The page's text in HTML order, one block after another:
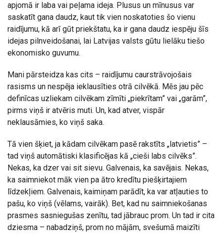
apjomā ir laba vai peļama ideja. Plusus un mīnusus var
saskatīt gana daudz, kaut tik vien noskatoties šo vienu
raidījumu, kā arī gūt priekštatu, ka ir gana daudz iespēju šīs
idejas pilnveidošanai, lai Latvijas valsts gūtu lielāku tiešo
ekonomisko guvumu.
Mani pārsteidza kas cits – raidījumu caurstrāvojošais
rasisms un nespēja ieklausīties otrā cilvēkā. Mēs jau pēc
definīcas uzliekam cilvēkam zīmīti „piekrītam” vai „garām”,
pirms viņš ir atvēris muti. Un, kad atver, vispār
neklausāmies, ko viņš saka.
Tā vien šķiet, ja kādam cilvēkam pasē rakstīts „latvietis” –
tad viņš automātiski klasificējas kā „cieši labs cilvēks”.
Nekas, ka dzer vai sit sievu. Galvenais, ka savējais. Nekas,
ka saimniekot māk vien pa ātro kredītu piešķirtajiem
līdzekļiem. Galvenais, kaimiņam parādīt, ka var atļauties to
pašu, ko viņš (vēlams, vairāk). Bet, kad nu saimniekošanas
prasmes sasniegušas zenītu, tad jābrauc prom. Un tad ir cita
dziesma – nabadziņš, prom no mājām, svešumā maizīti